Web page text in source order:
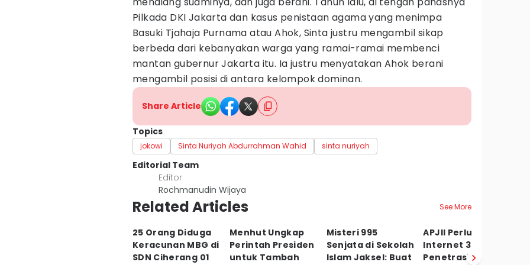
Pilkada DKI Jakarta dan kasus penistaan agama yang menimpa
Basuki Tjahaja Purnama atau Ahok, Sinta justru mengambil sikap
berbeda dari kebanyakan warga yang ramai-ramai membenci
mantan gubernur Jakarta itu. Ia justru menyatakan Ahok berani
mengambil posisi di antara kelompok dominan.
Share Article
Topics
jokowi Sinta Nuriyah Abdurrahman Wahid sinta nuriyah
Editorial Team
Editor
Rochmanudin Wijaya
Related Articles See More
25 Orang Diduga
Keracunan MBG di
SDN Ciherang 01
Menhut Ungkap
Perintah Presiden
untuk Tambah
Misteri 995
Senjata di Sekolah
Islam Jaksel: Buat
APJII Perluas Akses
Internet 3T,
Penetrasi Capai